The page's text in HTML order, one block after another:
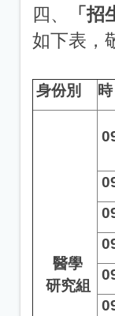
四、 「
如下表，
身份別
醫學
研究組